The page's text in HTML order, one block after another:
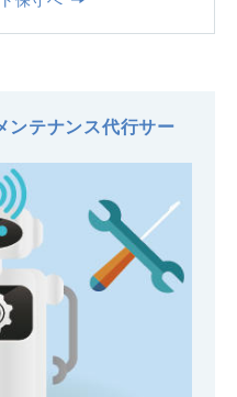
ンテナンス代行サー